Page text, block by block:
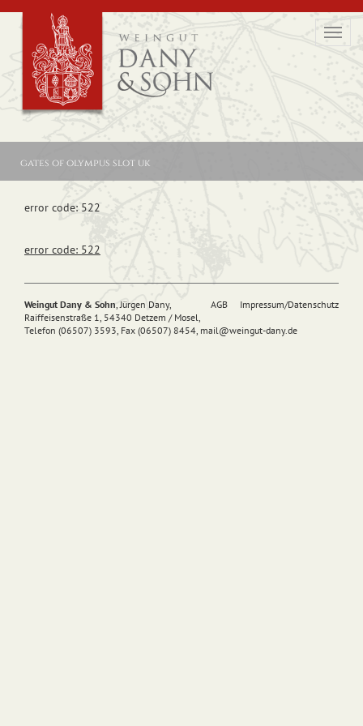
gates of olympus slot uk
error code: 522
error code: 522
AGB Impressum/Datenschutz
Weingut Dany & Sohn, Jürgen Dany,
Raiffeisenstraße 1, 54340 Detzem / Mosel,
Telefon (06507) 3593, Fax (06507) 8454, mail@weingut-dany.de